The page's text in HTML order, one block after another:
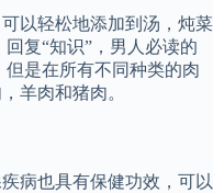
以轻松地添加到汤，炖菜
复“知识”，男人必读的
是在所有不同种类的肉
羊肉和猪肉。
病也具有保健功效，可以